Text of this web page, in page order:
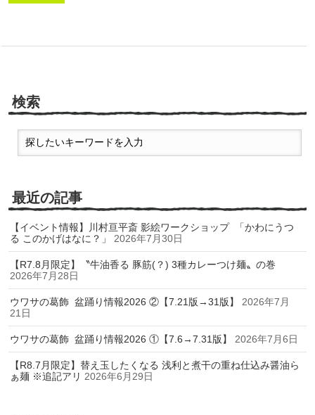
検索
最近の記事
【イベント情報】川村亘平斎 影絵ワークショップ 「かわにうつ
る このかげはなに？」
2026年7月30日
【R7.8月限定】〝牛油香る 豚筋(？) 3種カレーつけ麺〟の巻
2026年7月28日
ウワサの葛飾 盆踊り情報2026 ②【7.21版→31版】
2026年7月
21日
ウワサの葛飾 盆踊り情報2026 ①【7.6→7.31版】 2026年7月6日
【R8.7月限定】替え玉したくなる 浅利と煮干の重ね仕込み醤油ら
ぁ麺 ※追記アリ 2026年6月29日